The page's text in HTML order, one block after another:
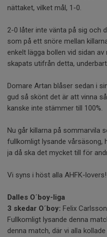
nättaket, vilket mål, 1-0.
2-0 låter inte vänta på sig och
som på ett snöre mellan
enkelt lägga bollen vid sidan
skapats utifrån detta,
Domare Artan blåser sedan i
gud så skönt det är att vinna
kanske inte stämmer till 100%.
Nu går killarna på sommarvila
fullkomligt lysande vårsäsong,
ja då ska det mycket till för
Vi syns i höst alla AHFK-lovers!
Dalles O´boy-liga
3 skedar O´boy: Felix Carlsson
Fullkomligt lysande denna
denna match, där vi alla